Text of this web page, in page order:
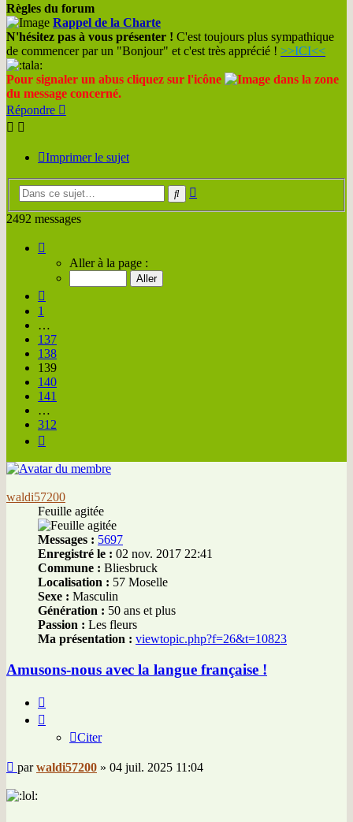
Règles du forum
Rappel de la Charte
N'hésitez pas à vous présenter ! C'est toujours plus sympathique
de commencer par un "Bonjour" et c'est très apprécié ! >>ICI<<
Pour signaler un abus cliquez sur l'icône
dans la zone
du message concerné.
Répondre
Imprimer le sujet
Rechercher
2492 messages
139
sur
Aller à la page :
1
…
137
138
139
140
141
…
312
waldi57200
Feuille agitée
Messages : 5697
Enregistré le : 02 nov. 2017 22:41
Commune : Bliesbruck
Localisation : 57 Moselle
Sexe : Masculin
Génération : 50 ans et plus
Passion : Les fleurs
Ma présentation : viewtopic.php?f=26&t=10823
Amusons-nous avec la langue française !
Citer
Message
parwaldi57200 » 04 juil. 2025 11:04